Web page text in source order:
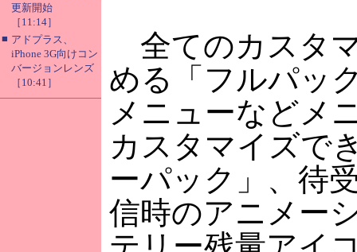
更新開始
［11:14］
■ アドプラス、
iPhone 3G向けコン
バージョンレンズ
［10:41］
全てのカスタ
める「フルパッ
メニューなどメ
カスタマイズで
ーパック」、待
信時のアニメー